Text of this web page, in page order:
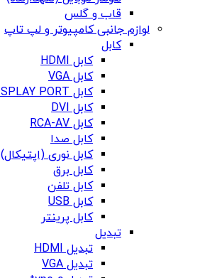
قاب و گلس
لوازم جانبی کامپیوتر و لپ تاپ
کابل
کابل HDMI
کابل VGA
کابل DISPLAY PORT
کابل DVI
کابل RCA-AV
کابل صدا
کابل نوری (اپتیکال)
کابل برق
کابل تلفن
کابل USB
کابل پرینتر
تبدیل
تبدیل HDMI
تبدیل VGA